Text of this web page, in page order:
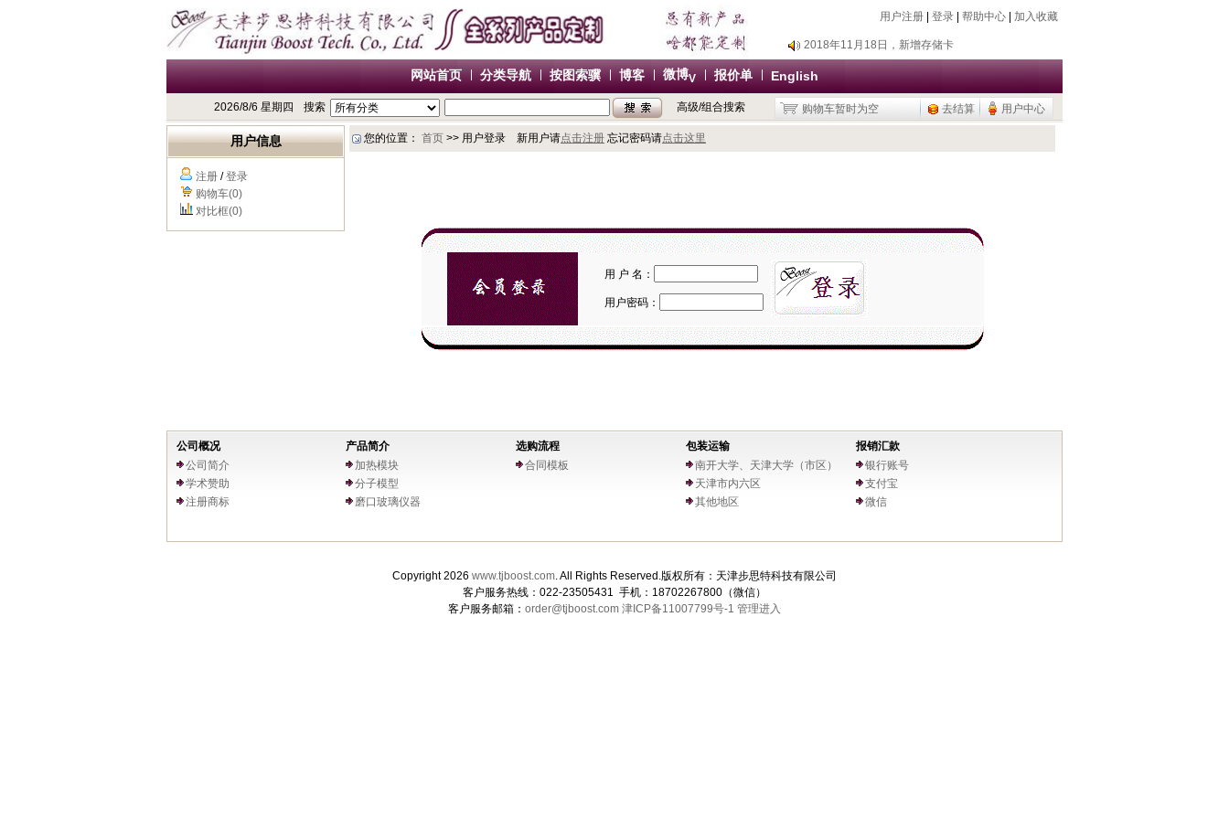
用户注册 登录 帮助中心 加入收藏
2018年7月26日，新增除静电器
2018年11月18日，新增存储卡
2016年9月20日，烧瓶塞降价
2015年9月10日，调整加热模块目录
办公用品，U盘/移动硬盘
办公用品，U盘/移动硬盘
网站首页 分类导航 按图索骥 博客 微博V 报价单 English
2026/8/6 星期四 搜索 高级/组合搜索 购物车暂时为空 去结算 用户中心
用户信息
注册 /登录
购物车(0)
对比框(0)
您的位置： 首页 >> 用户登录 新用户请点击注册 忘记密码请点击这里
用 户 名：
用户密码：
公司概况
公司简介
学术赞助
注册商标
产品简介
加热模块
分子模型
磨口玻璃仪器
选购流程
合同模板
包装运输
南开大学、天津大学（市区）
天津市内六区
其他地区
报销汇款
银行账号
支付宝
微信
Copyright 2026 www.tjboost.com. All Rights Reserved.版权所有：天津步思特科技有限公司
客户服务热线：022-23505431 手机：18702267800（微信）
客户服务邮箱： order@tjboost.com 津ICP备11007799号-1 管理进入